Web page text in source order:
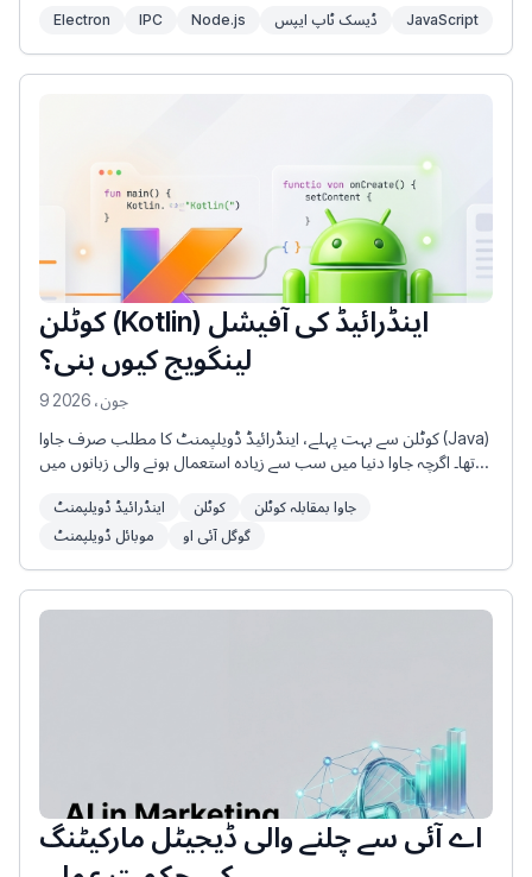
کے پیچھے، الیکٹران ایک کثیر پروسیس (multi-process) آرکیٹیکچر چلاتا
اور ایک یا زیادہ رینڈرر پروسیسز (Renderer Processes) (جو UI پیش
Electron IPC Node.js ڈیسک ٹاپ ایپس JavaScript
کوٹلن (Kotlin) اینڈرائیڈ کی آفیشل
لینگویج کیوں بنی؟
9 جون، 2026
کوٹلن سے بہت پہلے، اینڈرائیڈ ڈویلپمنٹ کا مطلب صرف جاوا (Java)
تھا۔ اگرچہ جاوا دنیا میں سب سے زیادہ استعمال ہونے والی زبانوں میں
قانونی تنازعات اور مطابقت کے تقاضوں کی وجہ سے، اینڈرائیڈ طویل
عرصے تک جاوا کے پرانے ورژنز (Java 6 اور 7) کے استعمال پر مجبور رہا۔
اینڈرائیڈ ڈویلپمنٹ کوٹلن
جاوا بمقابلہ کوٹلن
موبائل ڈویلپمنٹ
گوگل آئی او
اے آئی سے چلنے والی ڈیجیٹل مارکیٹنگ